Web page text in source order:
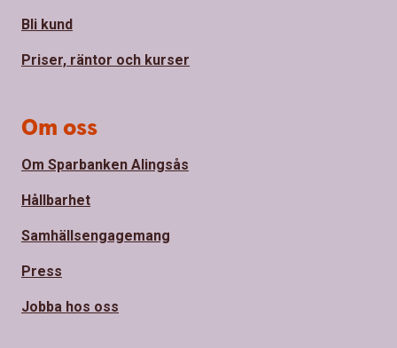
Bli kund
Priser, räntor och kurser
Om oss
Om Sparbanken Alingsås
Hållbarhet
Samhällsengagemang
Press
Jobba hos oss